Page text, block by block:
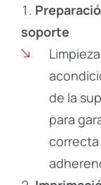
soporte
de la
para
correcta